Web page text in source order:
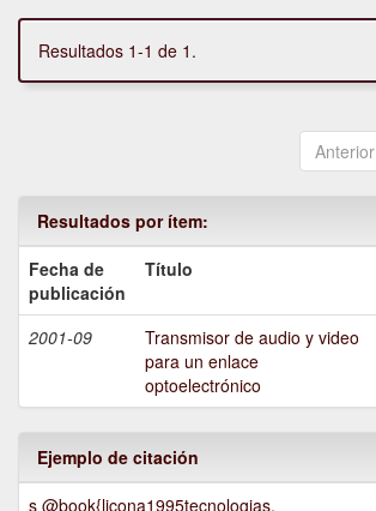
Resultados 1-1 de 1.
Anterior
Resultados por ítem:
Fecha de
publicación
Título
2001-09
Transmisor de audio y video
para un enlace
optoelectrónico
Ejemplo de citación
s @book{licona1995tecnologias,